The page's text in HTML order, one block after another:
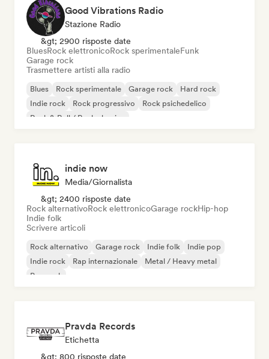
Good Vibrations Radio
Stazione Radio
&gt; 2900 risposte date
BluesRock elettronicoRock sperimentaleFunk
Garage rock
Trasmettere artisti alla radio
Blues Rock sperimentale Garage rock
Hard rock
Indie rock
Rock progressivo
Rock psichedelico
Rock & Roll / Rock classico
indie now
Media/Giornalista
&gt; 2400 risposte date
Rock alternativoRock elettronicoGarage rockHip-hop
Indie folk
Scrivere articoli
Rock alternativo Garage rock Indie folk
Indie pop
Indie rock
Rap internazionale
Metal / Heavy metal
Pop rock
Pravda Records
Etichetta
&gt; 800 risposte date